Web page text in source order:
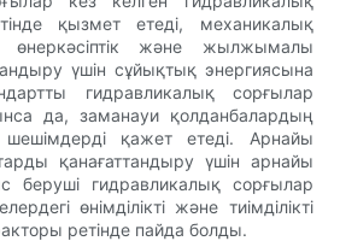
қызмет етеді, механикалық
өнеркәсіптік және жылжымалы
үшін сұйықтық энергиясына
гидравликалық сорғылар
да, заманауи қолданбалардың
қажет етеді. Арнайы
қанағаттандыру үшін арнайы
беруші гидравликалық сорғылар
өнімділікті және тиімділікті
ретінде пайда болды.